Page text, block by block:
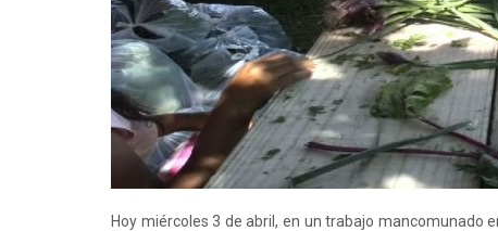
Hoy miércoles 3 de abril, en un trabajo mancomunado